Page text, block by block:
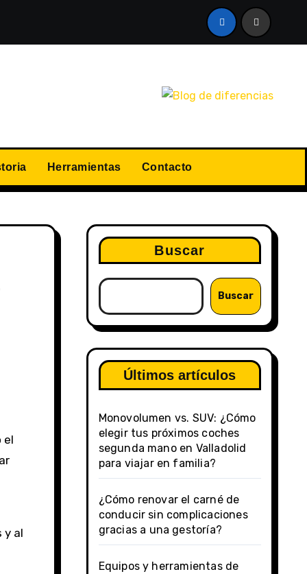
¿Cómo renovar el carné de conducir sin
Herramientas Contacto
y al
Buscar
Buscar
Últimos artículos
Monovolumen vs. SUV: ¿Cómo
elegir tus próximos coches
segunda mano en Valladolid
para viajar en familia?
¿Cómo renovar el carné de
conducir sin complicaciones
gracias a una gestoría?
Equipos y herramientas de